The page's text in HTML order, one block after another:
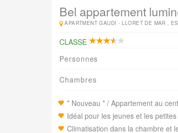
Bel appartement
APARTMENT GAUDI - LLORET DE MAR ,
CLASSE
Personnes
Chambres
* Nouveau * / Appartement au
Idéal pour les jeunes et les
Climatisation dans la chambre et